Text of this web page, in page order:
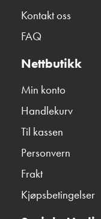
Kontakt oss
FAQ
Nettbutikk
Min konto
Handlekurv
Til kassen
Personvern
Frakt
Kjøpsbetingelser